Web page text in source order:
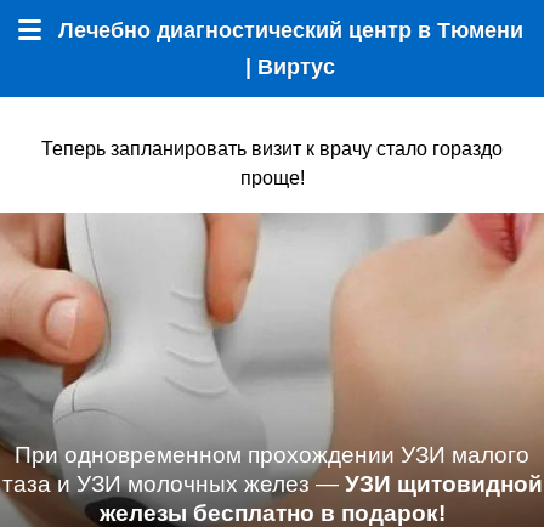
Лечебно диагностический центр в Тюмени
| Виртус
Теперь запланировать визит к врачу стало гораздо
проще!
При одновременном прохождении УЗИ малого
таза и УЗИ молочных желез — УЗИ щитовидной
железы бесплатно в подарок!